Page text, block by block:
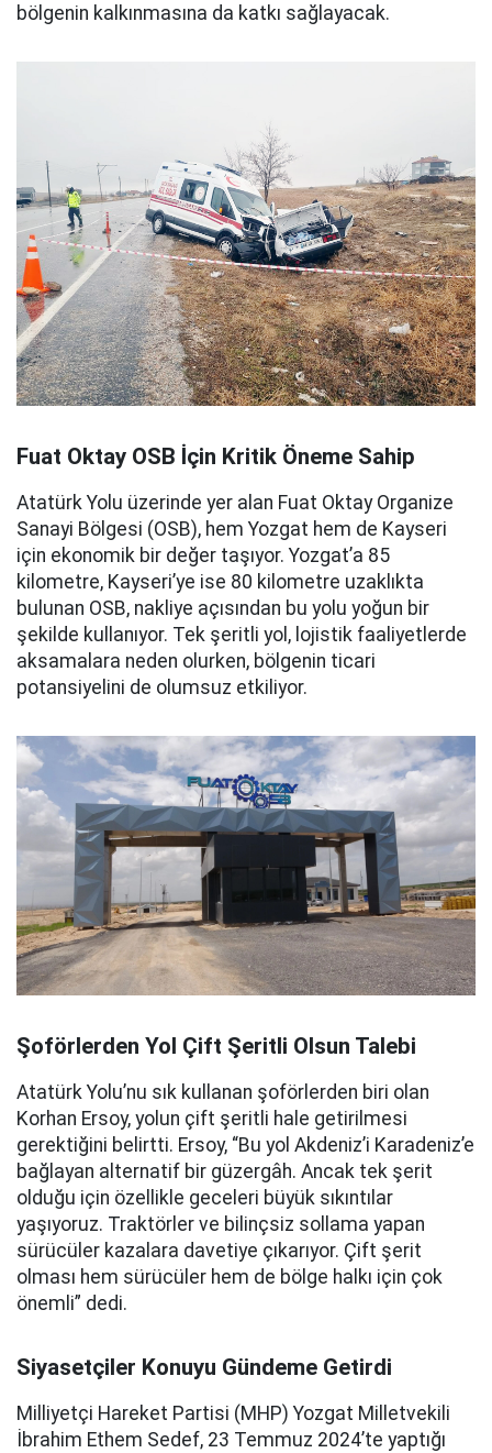
bölgenin kalkınmasına da katkı sağlayacak.
Fuat Oktay OSB İçin Kritik Öneme Sahip
Atatürk Yolu üzerinde yer alan Fuat Oktay Organize
Sanayi Bölgesi (OSB), hem Yozgat hem de Kayseri
için ekonomik bir değer taşıyor. Yozgat’a 85
kilometre, Kayseri’ye ise 80 kilometre uzaklıkta
bulunan OSB, nakliye açısından bu yolu yoğun bir
şekilde kullanıyor. Tek şeritli yol, lojistik faaliyetlerde
aksamalara neden olurken, bölgenin ticari
potansiyelini de olumsuz etkiliyor.
Şoförlerden Yol Çift Şeritli Olsun Talebi
Atatürk Yolu’nu sık kullanan şoförlerden biri olan
Korhan Ersoy, yolun çift şeritli hale getirilmesi
gerektiğini belirtti. Ersoy, “Bu yol Akdeniz’i Karadeniz’e
bağlayan alternatif bir güzergâh. Ancak tek şerit
olduğu için özellikle geceleri büyük sıkıntılar
yaşıyoruz. Traktörler ve bilinçsiz sollama yapan
sürücüler kazalara davetiye çıkarıyor. Çift şerit
olması hem sürücüler hem de bölge halkı için çok
önemli” dedi.
Siyasetçiler Konuyu Gündeme Getirdi
Milliyetçi Hareket Partisi (MHP) Yozgat Milletvekili
İbrahim Ethem Sedef, 23 Temmuz 2024’te yaptığı